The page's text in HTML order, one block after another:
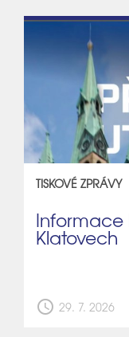
TISKOVÉ ZPRÁVY
Informace
Klatovech
schedule 29. 7. 2026